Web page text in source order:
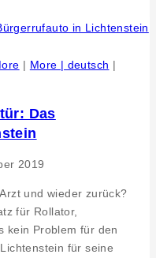
| More | deutsch |
Das
2019
und wieder zurück?
für Rollator,
kein Problem für den
für seine